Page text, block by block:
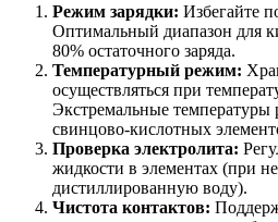
Режим зарядки: Избегайте
Оптимальный диапазон для
80% остаточного заряда.
Температурный режим:
осуществляться при
Экстремальные температуры
свинцово-кислотных
Проверка электролита:
жидкости в элементах (при
дистиллированную воду).
Чистота контактов: